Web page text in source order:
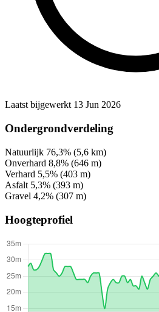
Laatst bijgewerkt 13 Jun 2026
Ondergrondverdeling
Natuurlijk 76,3% (5,6 km)
Onverhard 8,8% (646 m)
Verhard 5,5% (403 m)
Asfalt 5,3% (393 m)
Gravel 4,2% (307 m)
Hoogteprofiel